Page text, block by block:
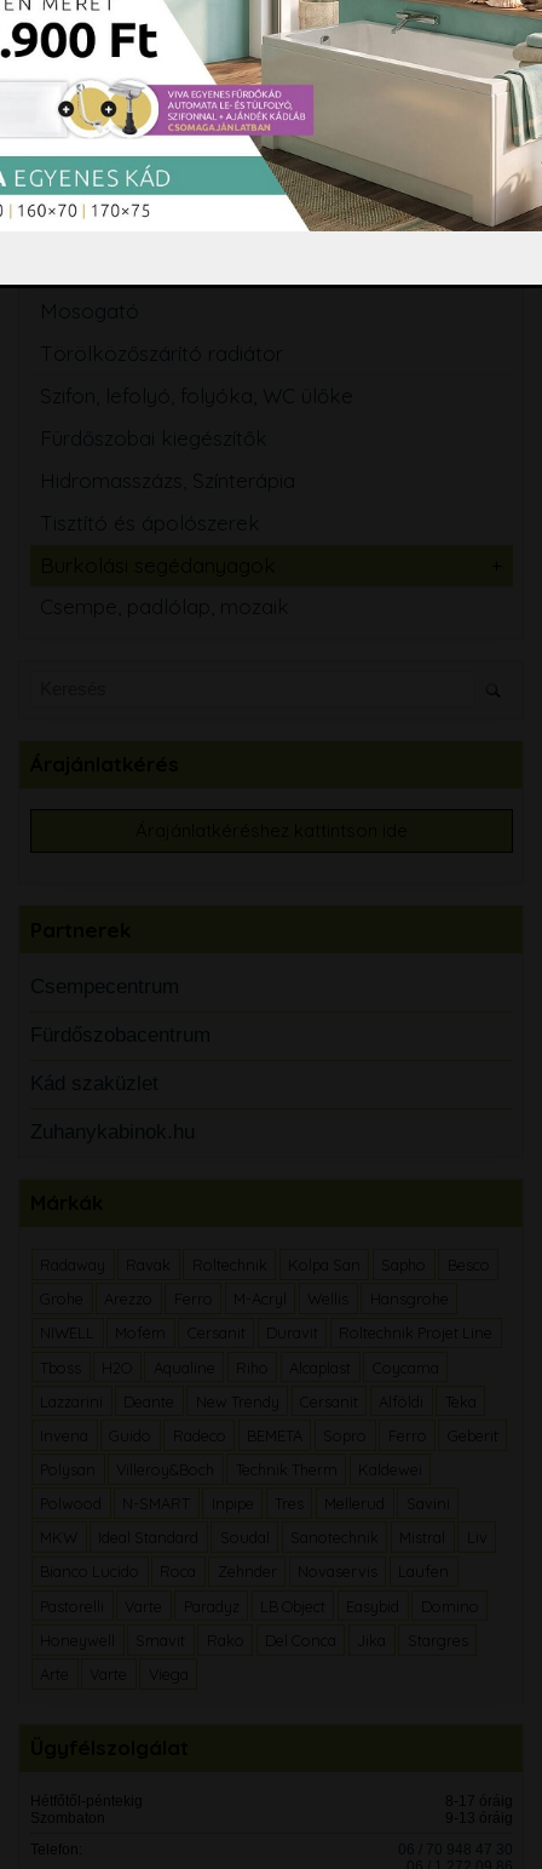
Zuhanytálca
Szaniterek
WC tartály
Csaptelep
Zuhanyszett, zuhanyrendszer
Zuhanypanel, masszázspanel
Mosogató
Törölközőszárító radiátor
Szifon, lefolyó, folyóka, WC ülőke
Fürdőszobai kiegészítők
Hidromasszázs, Színterápia
Tisztító és ápolószerek
Csempe, padlólap, mozaik
Csempecentrum
Fürdőszobacentrum
Kád szaküzlet
Zuhanykabinok.hu
Roltechnik Kolpa San
Besco
Grohe
Arezzo Ferro M-Acryl Wellis
Hansgrohe
Mofém Cersanit Duravit
Roltechnik Projet Line
Tboss
H2O Aqualine Alcaplast
Deante New Trendy Cersanit Alföldi
Teka
Invena
Radeco BEMETA Ferro
Geberit
Villeroy&Boch Technik Therm
Kaldewei
N-SMART Inpipe Tres Mellerud
MKW
Ideal Standard Sanotechnik Mistral
Bianco Lucido
Zehnder Novaservis
Laufen
Pastorelli
Varte LB Object
Honeywell
Smavit Del Conca
Stargres
Arte
Varte Viega
Hétfőtől-péntekig
8-17 óráig
Szombaton
9-13 óráig
Telefon:
06 / 70 948 47 30